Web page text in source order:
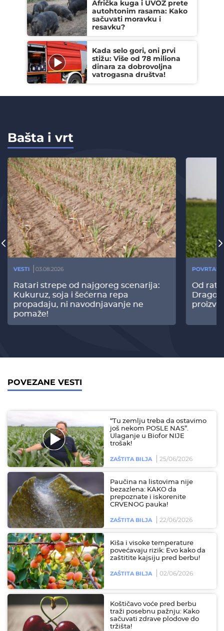
Afrička kuga i UVOZ prete
autohtonim rasama: Kako
sačuvati moravku i
resavku?
Kada selo gori, oni prvi
stižu: Više od 78 miliona
dinara za dobrovoljna
vatrogasna društva!
Bašta i vrt
VESTI 03.08.2026
Ratari strepe od najgoreg scenarija:
Kukuruz, soja i šećerna repa
propadaju, ni navodnjavanje ne
pomaže!
Od
POVEZANE VESTI
“Tu zemlju treba da ostavimo
još nekom POSLE NAS”.
Ulaganje u Biofor NIJE
trošak!
ZAŠTITA BILJA 25/06/2026
Paučina na listovima nije
bezazlena: KAKO da
prepoznate i iskorenite
CRVENOG pauka!
ZAŠTITA BILJA 22/06/2026
Kiša i visoke temperature
povećavaju rizik: Evo kako da
zaštitite kajsiju pred berbu!
ZAŠTITA BILJA 02/06/2026
Koštičavo voće pred berbu
traži posebnu pažnju: Kako
sačuvati zdrave plodove do
tržišta!